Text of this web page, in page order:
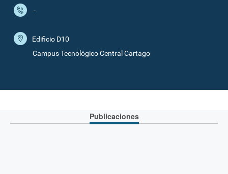
-
Edificio D10
Campus Tecnológico Central Cartago
Publicaciones